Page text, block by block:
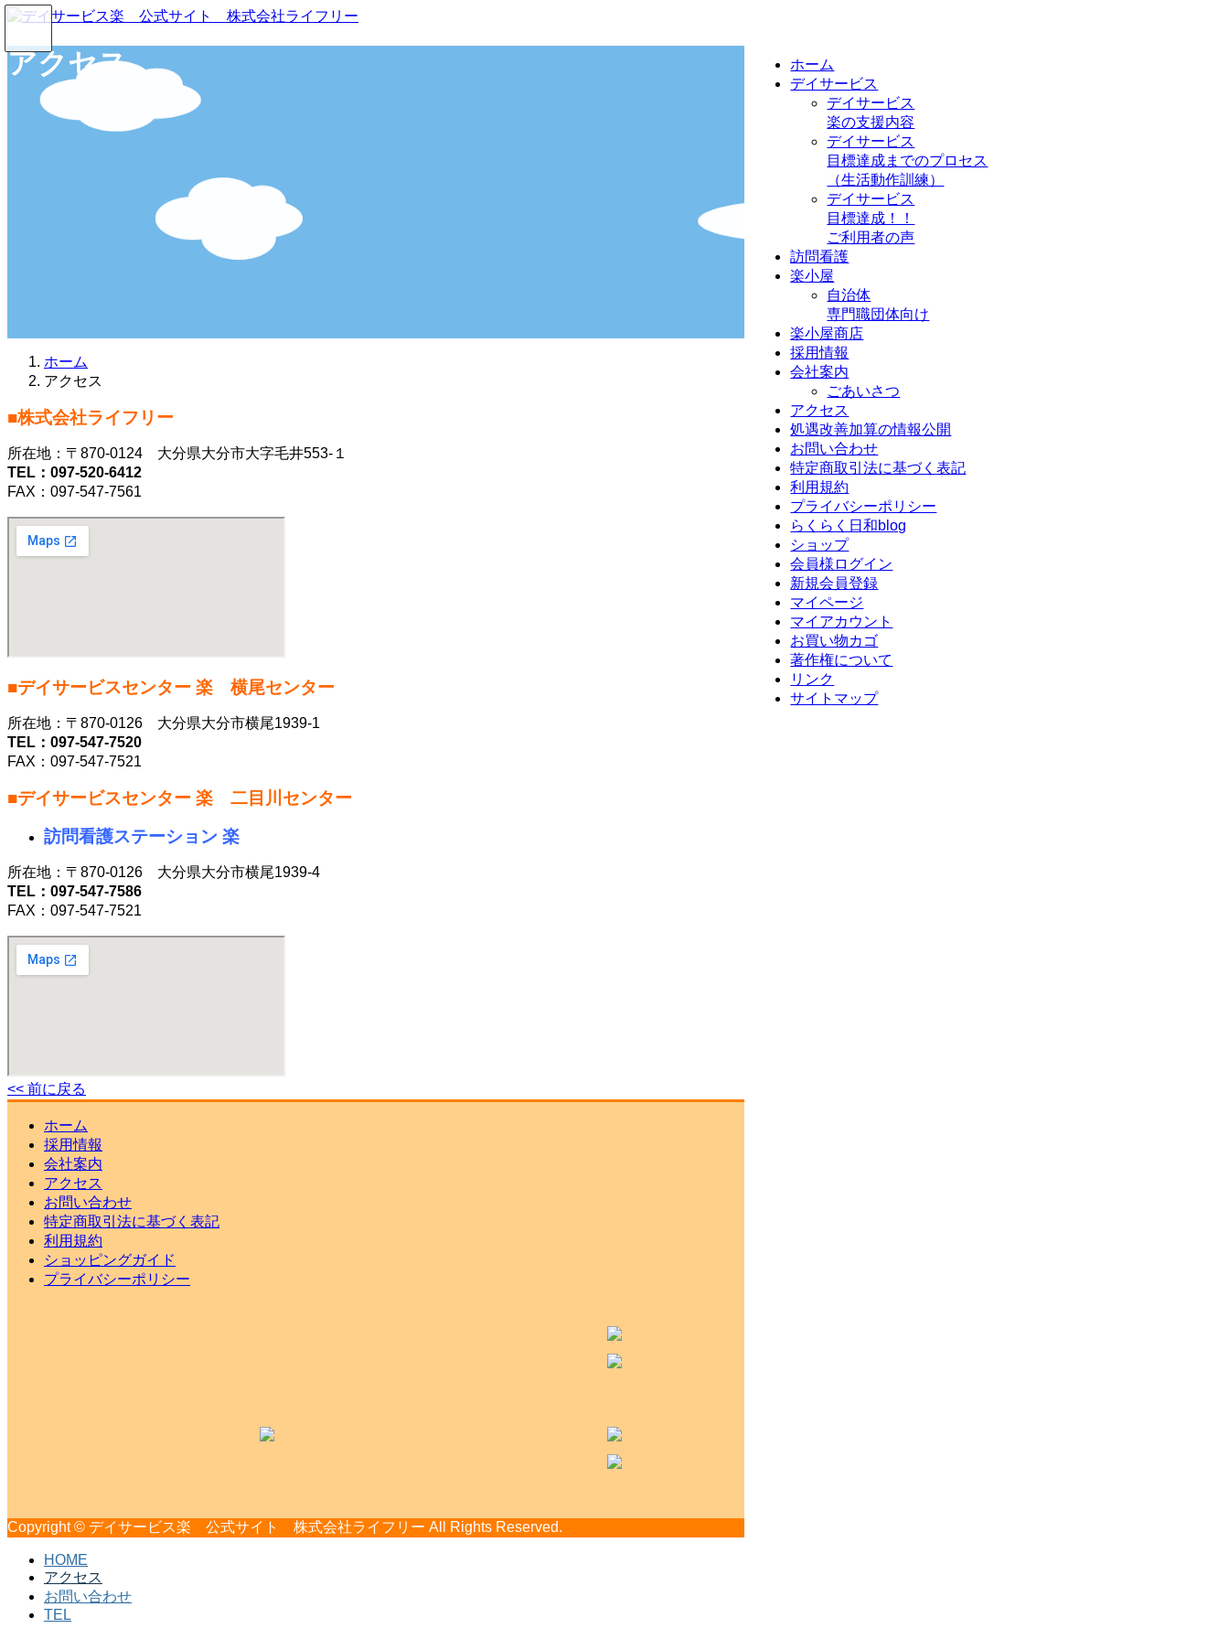
コ
テ
ン
ナ
ゲ
ー
アクセス
ホーム
アクセス
■株式会社ライフリー
所在地：〒870-0124 大分県大分市大字毛井553-１
TEL：097-520-6412
FAX：097-547-7561
■デイサービスセンター 楽 横尾センター
所在地：〒870-0126 大分県大分市横尾1939-1
TEL：097-547-7520
FAX：097-547-7521
■デイサービスセンター 楽 二目川センター
訪問看護ステーション 楽
所在地：〒870-0126 大分県大分市横尾1939-4
TEL：097-547-7586
FAX：097-547-7521
<< 前に戻る
ホーム
採用情報
会社案内
アクセス
お問い合わせ
特定商取引法に基づく表記
利用規約
ショッピングガイド
プライバシーポリシー
Copyright © デイサービス楽 公式サイト 株式会社ライフリー All Rights Reserved.
ホーム
デイサービス
デイサービス
楽の支援内容
デイサービス
目標達成までのプロセス
（生活動作訓練）
デイサービス
目標達成！！
ご利用者の声
訪問看護
楽小屋
自治体
専門職団体向け
楽小屋商店
採用情報
会社案内
ごあいさつ
アクセス
処遇改善加算の情報公開
お問い合わせ
特定商取引法に基づく表記
利用規約
プライバシーポリシー
らくらく日和blog
ショップ
会員様ログイン
新規会員登録
マイページ
マイアカウント
お買い物カゴ
著作権について
リンク
サイトマップ
HOME
アクセス
お問い合わせ
TEL